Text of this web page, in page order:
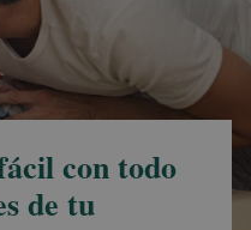
con todo
de tu